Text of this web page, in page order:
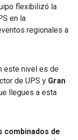
flexibilizó la
en la
regionales a
este nivel es de
de UPS y Gran
llegues a esta
combinados de